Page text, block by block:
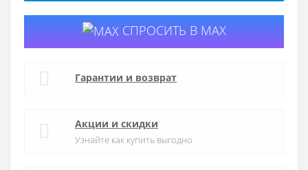
СПРОСИТЬ В MAX
Гарантии и возврат
Акции и скидки
Узнайте как купить выгодно